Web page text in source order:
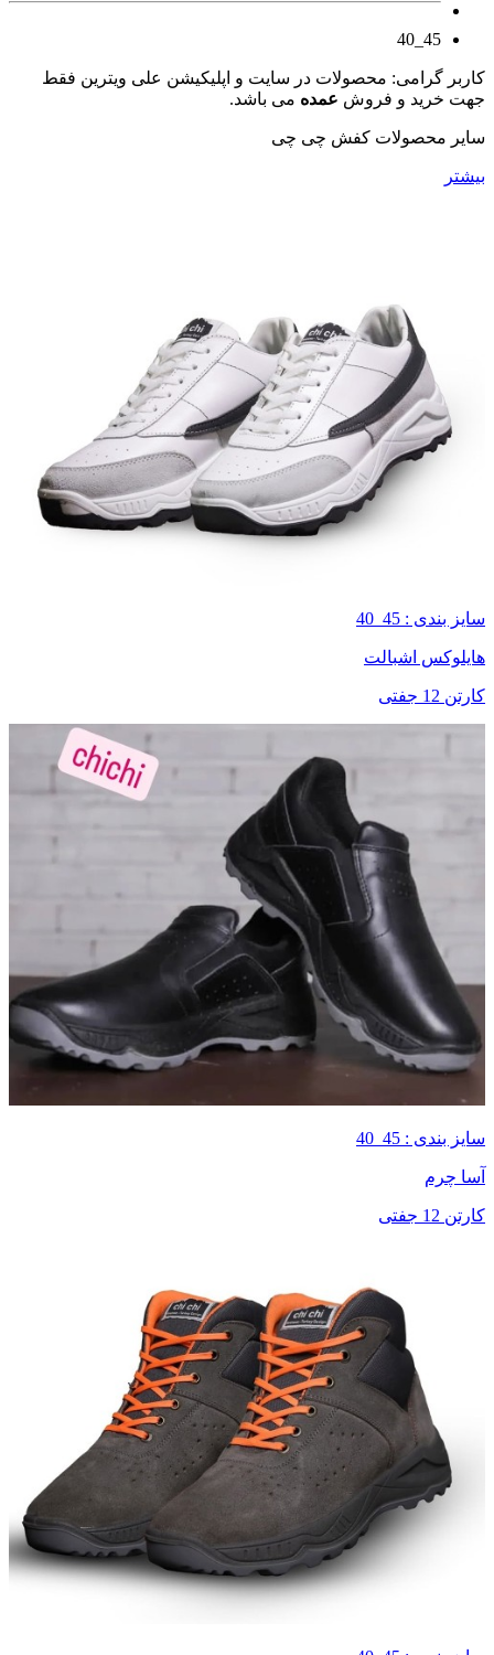
45_40
کاربر گرامی: محصولات در سایت و اپلیکیشن علی ویترین فقط
جهت خرید و فروش عمده می باشد.
سایر محصولات کفش چی چی
بیشتر
سایز بندی : 45_40
هایلوکس اشبالت
کارتن 12 جفتی
سایز بندی : 45_40
آسا چرم
کارتن 12 جفتی